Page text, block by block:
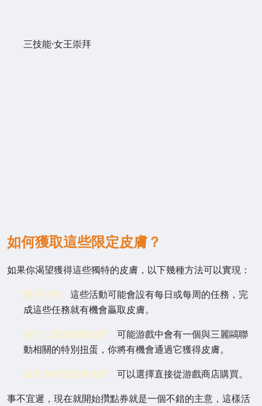
三技能·女王崇拜
如何獲取這些限定皮膚？
如果你渴望獲得這些獨特的皮膚，以下幾種方法可以實現：
限時活動： 這些活動可能會設有每日或每周的任務，完
成這些任務就有機會贏取皮膚。
特別三麗鷗聯動扭蛋： 可能游戲中會有一個與三麗鷗聯
動相關的特別扭蛋，你將有機會通過它獲得皮膚。
游戲内商店直接購買： 可以選擇直接從游戲商店購買。
事不宜遲，現在就開始攢點券就是一個不錯的主意，這樣活